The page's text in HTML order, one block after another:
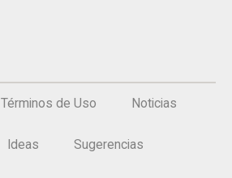
Términos de Uso Noticias
Ideas Sugerencias